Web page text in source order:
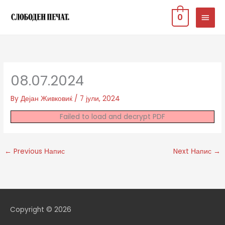
MAIN
0
08.07.2024
ByДејан Живковиќ / 7 јули, 2024
Failed to load and decrypt PDF
← Previous Напис Next Напис →
Copyright © 2026